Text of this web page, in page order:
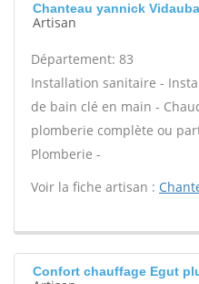
Chanteau yannick
Artisan
Département: 83
Installation sanitaire -
de bain clé en main -
plomberie complète ou
Plomberie -
Voir la fiche artisan :
Confort chauffage Egut